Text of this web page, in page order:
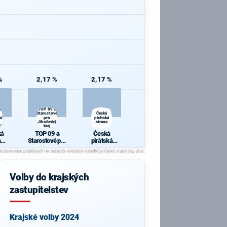
-
2,17 %
TOP 09 a
Starostové
pro
Jihočeský
kraj
TOP 09 a
Starostové pro
Jihočeský
kraj
2,17 %
Česká
pirátská
strana
Česká
pirátská
strana
Volby do krajských
zastupitelstev
Krajské volby 2024